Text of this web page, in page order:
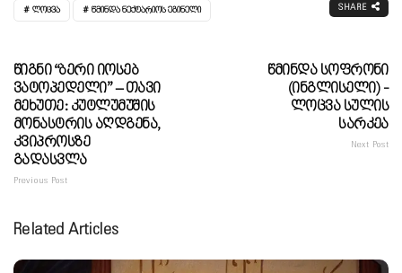
ᲚᲝᲪᲕᲐ ᲬᲛᲘᲜᲓᲐ ᲜᲔᲥᲢᲐᲠᲘᲝᲡ ᲔᲒᲘᲜᲔᲚᲘ SHARE
Წიგნი “ბერი Იოსებ
Ვატოპედელი” – Თავი
Მეხუთე: Კუტლუმუშის
Მონასტრის Აღდგენა,
Კვიპროსზე
Გადასვლა
Previous Post
Წმინდა Სოფრონი
(ინგლისელი) -
Ლოცვა Სულის
Სარკეა
Next Post
Related Articles